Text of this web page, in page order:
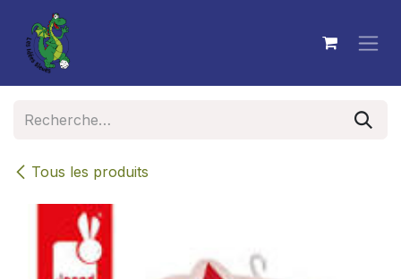
Se rendre au contenu
Tous les produits